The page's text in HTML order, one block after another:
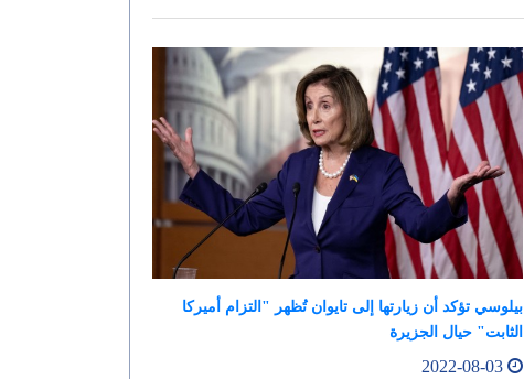
بيلوسي تؤكد أن زيارتها إلى تايوان تُظهر "التزام أميركا
الثابت" حيال الجزيرة